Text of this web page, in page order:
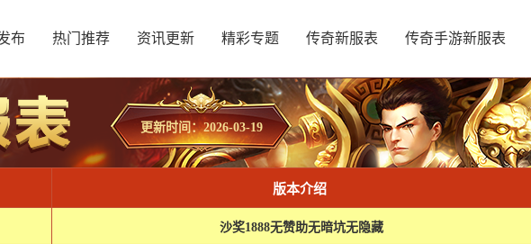
布 热门推荐 资讯更新 精彩专题 传奇新服表 传奇手游新服表
更新时间：2026-03-19
版本介绍
沙奖1888无赞助无暗坑无隐藏